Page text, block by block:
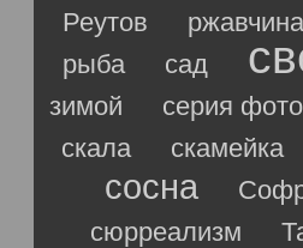
Реутов
ржавчина
рыба
сад
зимой серия
скала скамейка
сосна
сюрреализм